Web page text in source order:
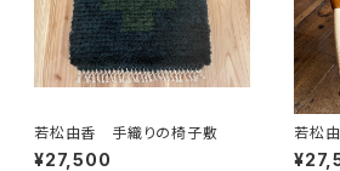
若松由香 手織りの椅子敷
¥27,500
若松